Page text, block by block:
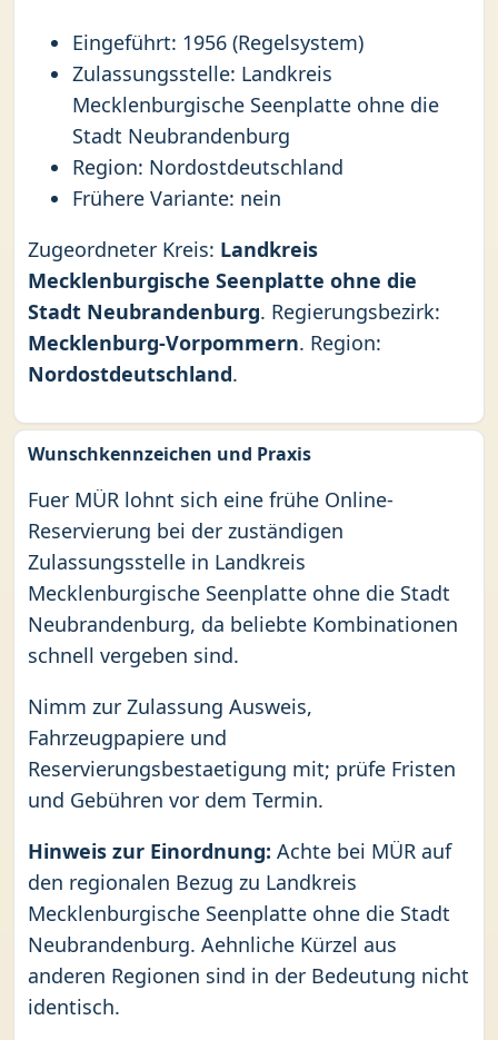
Eingeführt: 1956 (Regelsystem)
Zulassungsstelle: Landkreis
Mecklenburgische Seenplatte ohne die
Stadt Neubrandenburg
Region: Nordostdeutschland
Frühere Variante: nein
Zugeordneter Kreis: Landkreis
Mecklenburgische Seenplatte ohne die
Stadt Neubrandenburg. Regierungsbezirk:
Mecklenburg-Vorpommern. Region:
Nordostdeutschland.
Wunschkennzeichen und Praxis
Fuer MÜR lohnt sich eine frühe Online-
Reservierung bei der zuständigen
Zulassungsstelle in Landkreis
Mecklenburgische Seenplatte ohne die Stadt
Neubrandenburg, da beliebte Kombinationen
schnell vergeben sind.
Nimm zur Zulassung Ausweis,
Fahrzeugpapiere und
Reservierungsbestaetigung mit; prüfe Fristen
und Gebühren vor dem Termin.
Hinweis zur Einordnung: Achte bei MÜR auf
den regionalen Bezug zu Landkreis
Mecklenburgische Seenplatte ohne die Stadt
Neubrandenburg. Aehnliche Kürzel aus
anderen Regionen sind in der Bedeutung nicht
identisch.